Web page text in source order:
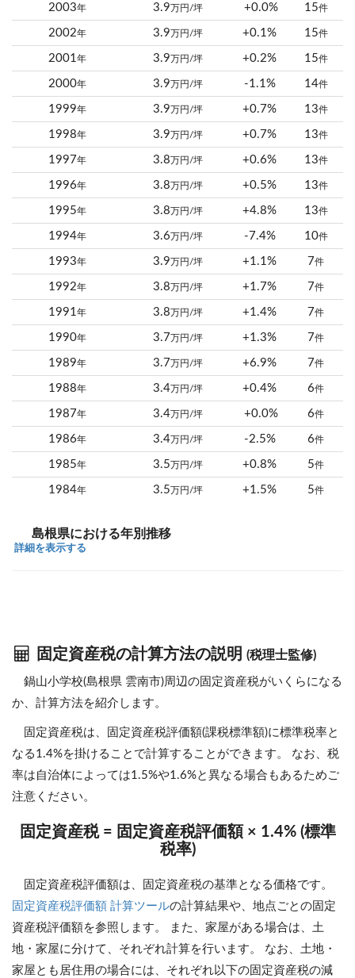
2003年 3.9 万円/坪 +0.0% 15件
2002年 3.9 万円/坪 +0.1% 15件
2001年 3.9 万円/坪 +0.2% 15件
2000年 3.9 万円/坪 -1.1% 14件
1999年 3.9 万円/坪 +0.7% 13件
1998年 3.9 万円/坪 +0.7% 13件
1997年 3.8 万円/坪 +0.6% 13件
1996年 3.8 万円/坪 +0.5% 13件
1995年 3.8 万円/坪 +4.8% 13件
1994年 3.6 万円/坪 -7.4% 10件
1993年 3.9 万円/坪 +1.1% 7件
1992年 3.8 万円/坪 +1.7% 7件
1991年 3.8 万円/坪 +1.4% 7件
1990年 3.7 万円/坪 +1.3% 7件
1989年 3.7 万円/坪 +6.9% 7件
1988年 3.4万円/坪 +0.4% 6件
1987年 3.4万円/坪 +0.0% 6件
1986年 3.4万円/坪 -2.5% 6件
1985年 3.5 万円/坪 +0.8% 5件
1984年 3.5 万円/坪 +1.5% 5件
島根県における年別推移
詳細を表示する
固定資産税の計算方法の説明 (税理士監修)
鍋山小学校(島根県 雲南市)周辺の固定資産税がいくらになる
か、計算方法を紹介します。
固定資産税は、固定資産税評価額(課税標準額)に標準税率と
なる1.4%を掛けることで計算することができます。 なお、税
率は自治体によっては1.5%や1.6%と異なる場合もあるためご
注意ください。
固定資産税 = 固定資産税評価額 × 1.4% (標準
税率)
固定資産税評価額は、固定資産税の基準となる価格です。
固定資産税評価額 計算ツールの計算結果や、地点ごとの固定
資産税評価額を参照します。 また、家屋がある場合は、土
地・家屋に分けて、それぞれ計算を行います。 なお、土地・
家屋とも居住用の場合には、それぞれ以下の固定資産税の減